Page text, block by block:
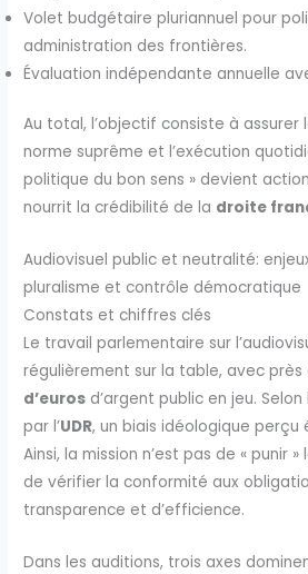
Volet budgétaire pluriannuel pour
administration des frontières.
Évaluation indépendante annuelle
Au total, l’objectif consiste à
norme suprême et l’exécution
politique du bon sens » devient
nourrit la crédibilité de la droite
Audiovisuel public et neutralité:
pluralisme et contrôle démocratique
Constats et chiffres clés
Le travail parlementaire sur
régulièrement sur la table, avec près
d’euros d’argent public en jeu.
par l’UDR, un biais idéologique perçu
Ainsi, la mission n’est pas de « punir
de vérifier la conformité aux
transparence et d’efficience.
Dans les auditions, trois axes